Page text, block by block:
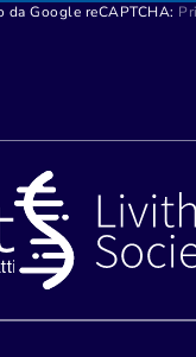
Google reCAPTCHA: